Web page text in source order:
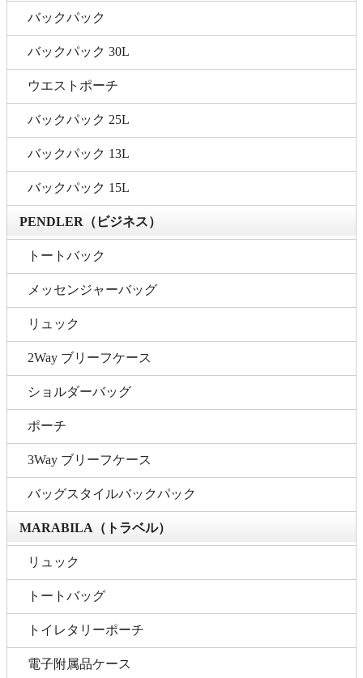
バックパック
バックパック 30L
ウエストポーチ
バックパック 25L
バックパック 13L
バックパック 15L
PENDLER（ビジネス）
トートバック
メッセンジャーバッグ
リュック
2Way ブリーフケース
ショルダーバッグ
ポーチ
3Way ブリーフケース
バッグスタイルバックパック
MARABILA（トラベル）
リュック
トートバッグ
トイレタリーポーチ
電子附属品ケース